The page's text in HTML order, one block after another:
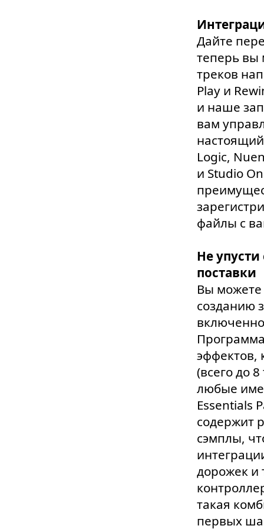
Дайте
теперь вы
треков
Play и
и наше
вам
Logic,
и Studio
файлы с
Не упусти
поставки
Вы можете
созданию
эффектов,
(всего до
любые
Essentials
содержит
сэмплы,
дорожек и
такая
первых